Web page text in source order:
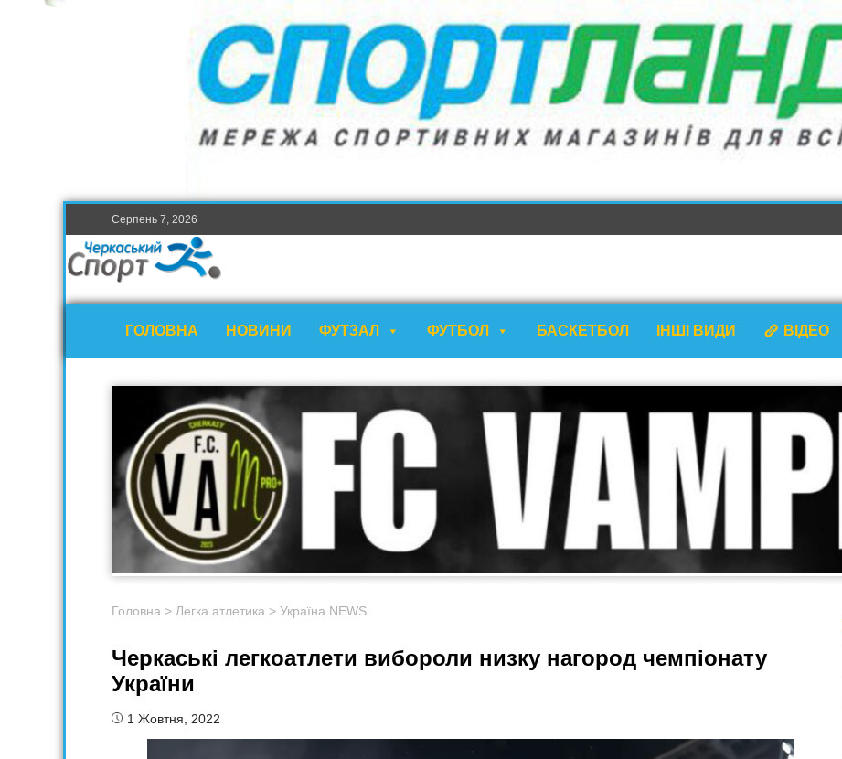
Серпень 7, 2026
ГОЛОВНА НОВИНИ ФУТЗАЛ ФУТБОЛ БАСКЕТБОЛ ІНШІ ВИДИ ВІДЕО
Головна > Легка атлетика > Україна NEWS
Черкаські легкоатлети вибороли низку нагород чемпіонату
України
1 Жовтня, 2022